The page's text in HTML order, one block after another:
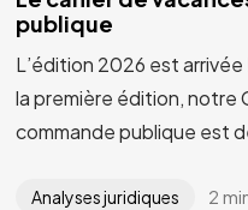
publique
L’édition 2026 est
la première édition, notre
commande publique est
Analyses juridiques 2